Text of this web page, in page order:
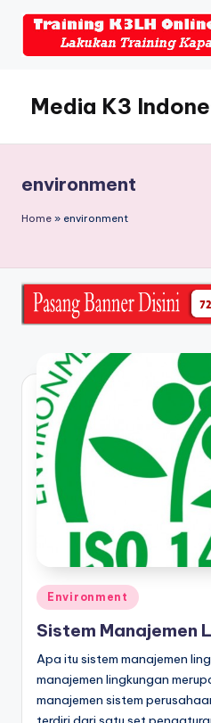
Media K3
Seputar
Dunia
K3LH
environment
Home » environment
Posted
in
Environment
Sistem Manajemen
Apa itu sistem manajemen
manajemen lingkungan
manajemen sistem